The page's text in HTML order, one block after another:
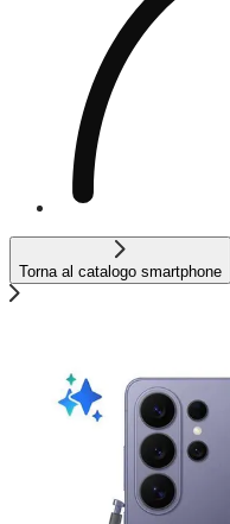
Torna al catalogo smartphone